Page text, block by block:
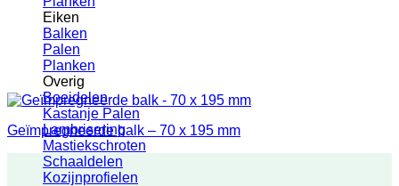
Eiken
Balken
Palen
Planken
Overig
Boeidelen
Kastanje Palen
Lambrisering
Mastiekschroten
Schaaldelen
Kozijnprofielen
Geïmpregneerde balk – 70 x 195 mm